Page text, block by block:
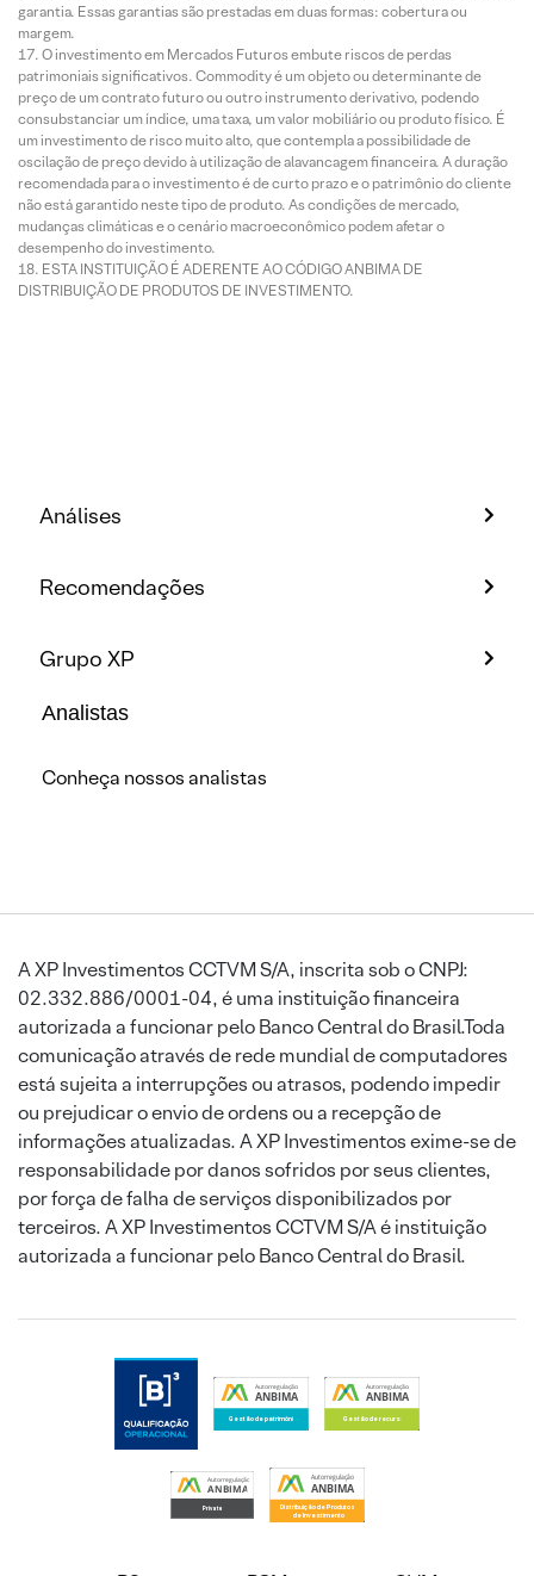
garantia. Essas garantias são prestadas em duas formas: cobertura ou
margem.
O investimento em Mercados Futuros embute riscos de perdas
patrimoniais significativos. Commodity é um objeto ou determinante de
preço de um contrato futuro ou outro instrumento derivativo, podendo
consubstanciar um índice, uma taxa, um valor mobiliário ou produto físico. É
um investimento de risco muito alto, que contempla a possibilidade de
oscilação de preço devido à utilização de alavancagem financeira. A duração
recomendada para o investimento é de curto prazo e o patrimônio do cliente
não está garantido neste tipo de produto. As condições de mercado,
mudanças climáticas e o cenário macroeconômico podem afetar o
desempenho do investimento.
ESTA INSTITUIÇÃO É ADERENTE AO CÓDIGO ANBIMA DE
DISTRIBUIÇÃO DE PRODUTOS DE INVESTIMENTO.
Análises
Recomendações
Grupo XP
Analistas
Conheça nossos analistas
A XP Investimentos CCTVM S/A, inscrita sob o CNPJ:
02.332.886/0001-04, é uma instituição financeira
autorizada a funcionar pelo Banco Central do Brasil.Toda
comunicação através de rede mundial de computadores
está sujeita a interrupções ou atrasos, podendo impedir
ou prejudicar o envio de ordens ou a recepção de
informações atualizadas. A XP Investimentos exime-se de
responsabilidade por danos sofridos por seus clientes,
por força de falha de serviços disponibilizados por
terceiros. A XP Investimentos CCTVM S/A é instituição
autorizada a funcionar pelo Banco Central do Brasil.